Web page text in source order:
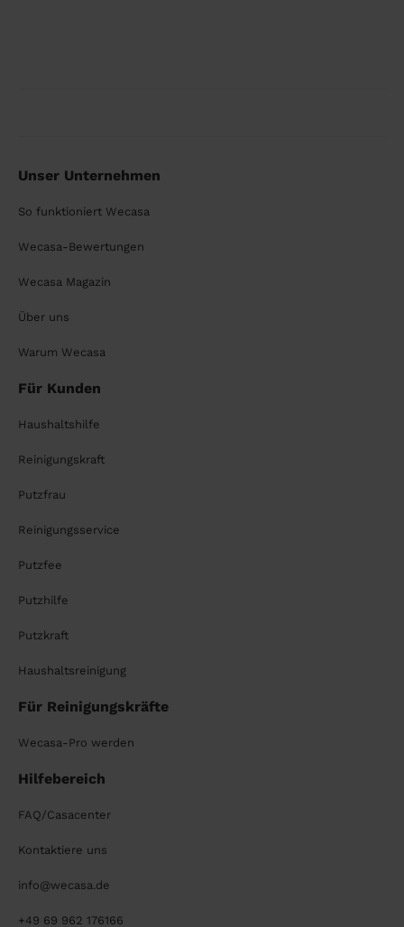
Unser Unternehmen
So funktioniert Wecasa
Wecasa-Bewertungen
Wecasa Magazin
Über uns
Warum Wecasa
Für Kunden
Haushaltshilfe
Reinigungskraft
Putzfrau
Reinigungsservice
Putzfee
Putzhilfe
Putzkraft
Haushaltsreinigung
Für Reinigungskräfte
Wecasa-Pro werden
Hilfebereich
FAQ/Casacenter
Kontaktiere uns
info@wecasa.de
+49 69 962 176166